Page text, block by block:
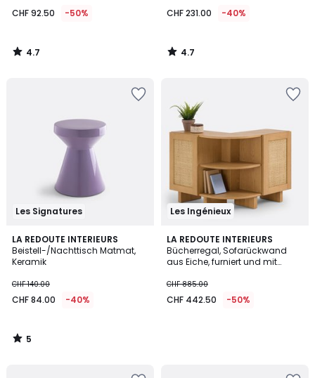
CHF 92.50 -50%
4.7
/
CHF 231.00 -40%
4.7
/
Les Signatures
LA REDOUTE INTERIEURS
Beistell-/Nachttisch Matmat,
Keramik
CHF 140.00
CHF 84.00 -40%
5
/
5
5
/
Les Ingénieux
LA REDOUTE INTERIEURS
Bücherregal, Sofarückwand
aus Eiche, furniert und mit
CHF 885.00
CHF 442.50 -50%